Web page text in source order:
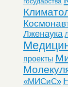
Лженаука
проекты
«МИСиС»